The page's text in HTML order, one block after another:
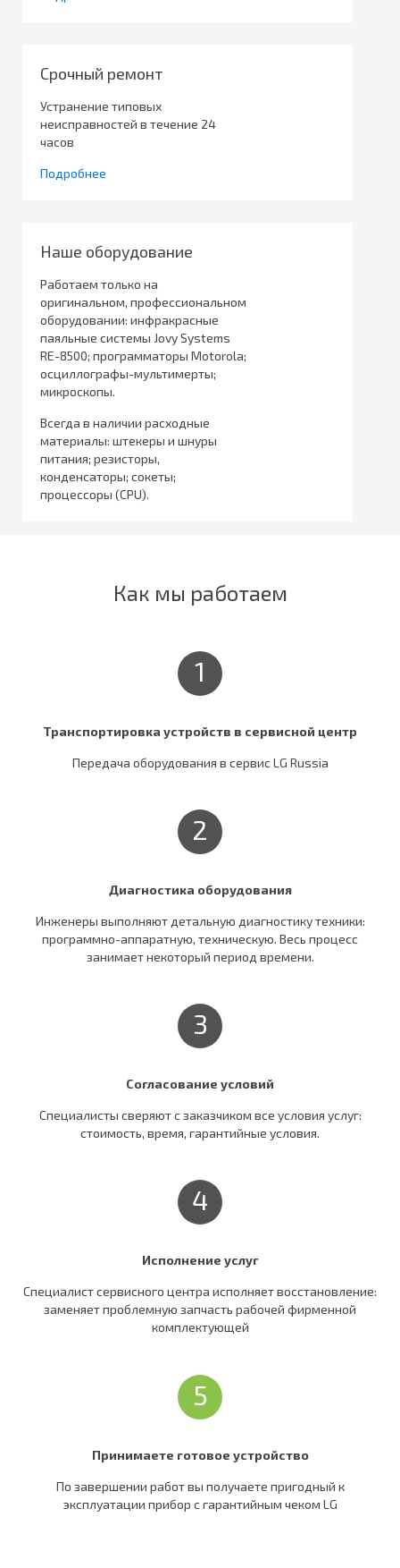
Срочный ремонт
Устранение типовых
неисправностей в течение 24
часов
Подробнее
Наше оборудование
Работаем только на
оригинальном, профессиональном
оборудовании: инфракрасные
паяльные системы Jovy Systems
RE-8500; программаторы Motorola;
осциллографы-мультимерты;
микроскопы.
Всегда в наличии расходные
материалы: штекеры и шнуры
питания; резисторы,
конденсаторы; сокеты;
процессоры (CPU).
Как мы работаем
1
Транспортировка устройств в сервисной центр
Передача оборудования в сервис LG Russia
2
Диагностика оборудования
Инженеры выполняют детальную диагностику техники:
программно-аппаратную, техническую. Весь процесс
занимает некоторый период времени.
3
Согласование условий
Специалисты сверяют c заказчиком все условия услуг:
стоимость, время, гарантийные условия.
4
Исполнение услуг
Специалист сервисного центра исполняет восстановление:
заменяет проблемную запчасть рабочей фирменной
комплектующей
5
Принимаете готовое устройство
По завершении работ вы получаете пригодный к
эксплуатации прибор c гарантийным чеком LG